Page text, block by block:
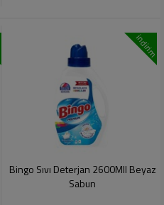
indirim
Bingo Sıvı Deterjan 2600Mll Beyaz
Sabun